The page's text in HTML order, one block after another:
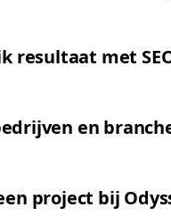
resultaat met
en
project bij